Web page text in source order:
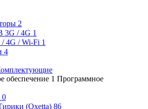
2
3G / 4G 1
4G / Wi-Fi 1
4
Программное
0
(Oxetta) 86